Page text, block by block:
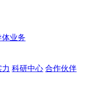
体业务
科研中心 合作伙伴